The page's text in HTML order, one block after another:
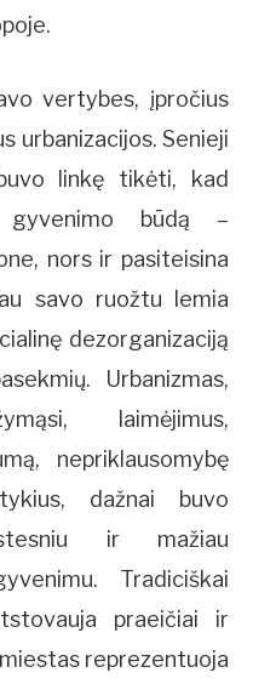
vertybes, įpročius
urbanizacijos. Senieji
linkę tikėti, kad
būdą –
nors ir pasiteisina
savo ruožtu lemia
dezorganizaciją
Urbanizmas,
laimėjimus,
nepriklausomybę
dažnai buvo
ir mažiau
Tradiciškai
praeičiai ir
reprezentuoja